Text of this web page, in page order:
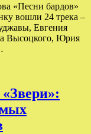
«Песни бардов»
вошли 24 трека –
Евгения
Высоцкого, Юрия